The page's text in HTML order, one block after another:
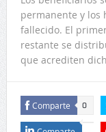
permanente y los
fallecido. El
restante se
que acrediten
Comparte 0